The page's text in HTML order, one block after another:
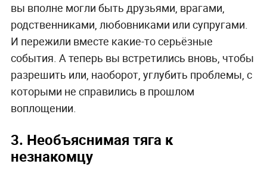
вы вполне могли быть друзьями, врагами,
родственниками, любовниками или супругами.
И пережили вместе какие-то серьёзные
события. А теперь вы встретились вновь, чтобы
разрешить или, наоборот, углубить проблемы, с
которыми не справились в прошлом
воплощении.
3. Необъяснимая тяга к
незнакомцу